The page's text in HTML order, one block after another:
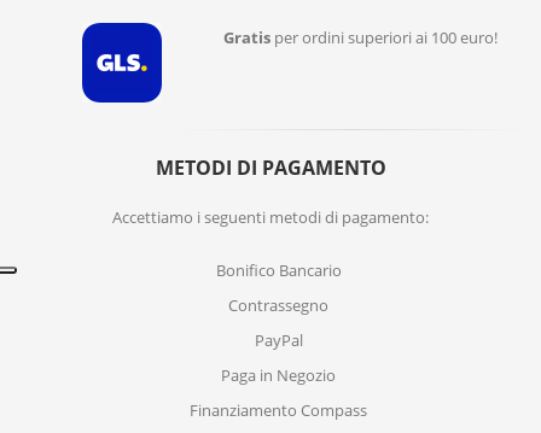
Gratis per ordini superiori ai 100 euro!
METODI DI PAGAMENTO
Accettiamo i seguenti metodi di pagamento:
Bonifico Bancario
Contrassegno
PayPal
Paga in Negozio
Finanziamento Compass